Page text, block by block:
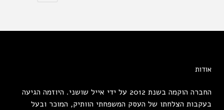
אודות
החברה הוקמה בשנת 2012 על ידי אייל שושני. היוזמה הגיעה
בעקבות הצלחתו של העסק המשפחתי הוותיק, המוכר ובעל